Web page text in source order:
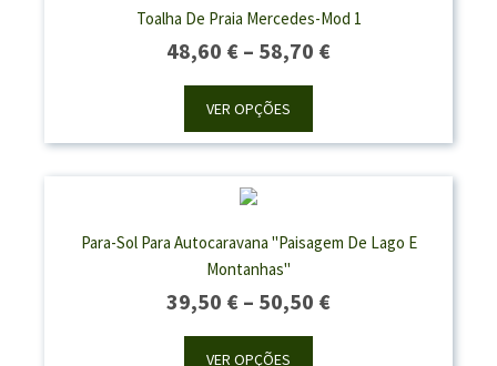
Toalha De Praia Mercedes-Mod 1
48,60 € – 58,70 €Price
Through
VER OPÇÕES
Para-Sol Para Autocaravana "Paisagem De Lago E
Montanhas"
39,50 € – 50,50 €Price
VER OPÇÕES